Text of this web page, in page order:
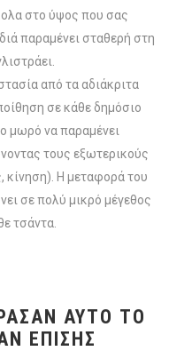
στο ύψος που σας
παραμένει σταθερή στη
από τα αδιάκριτα
σε κάθε δημόσιο
μωρό να παραμένει
τους εξωτερικούς
Η μεταφορά του
σε πολύ μικρό μέγεθος
τσάντα.
ΑΥΤΌ ΤΟ
ΕΠΊΣΗΣ